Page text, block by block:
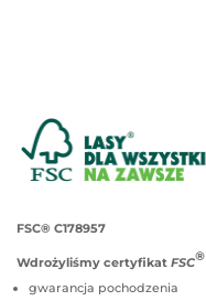
FSC® C178957
Wdrożyliśmy certyfikat FSC®
gwarancja pochodzenia